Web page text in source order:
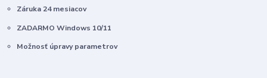
Záruka 24 mesiacov
ZADARMO Windows 10/11
Možnosť úpravy parametrov